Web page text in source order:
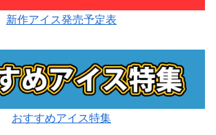
新作アイス発売予定表
おすすめアイス特集